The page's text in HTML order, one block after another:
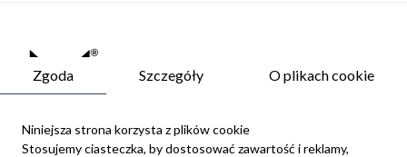
Zgoda Szczegóły O plikach cookie
Niniejsza strona korzysta z plików cookie
Stosujemy ciasteczka, by dostosować zawartość i reklamy,